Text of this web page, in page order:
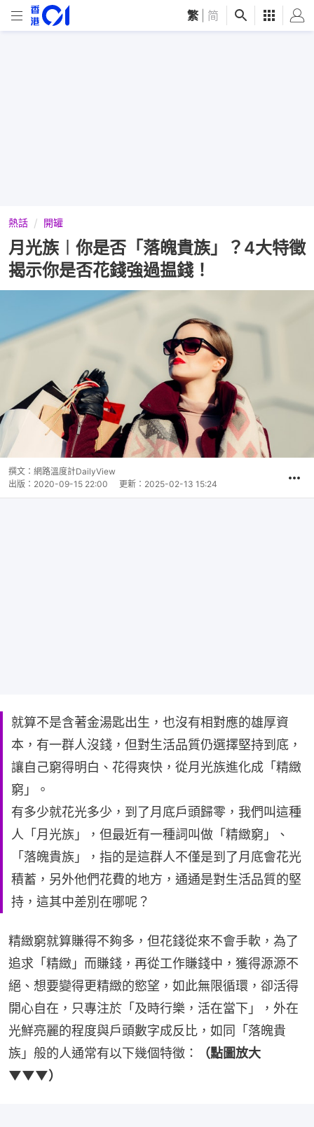
繁 简
熱話 開罐
月光族︱你是否「落魄貴族」？4大特徵
揭示你是否花錢強過揾錢！
撰文： 網路溫度計DailyView
出版： 2020-09-15 22:00 更新： 2025-02-13 15:24
就算不是含著金湯匙出生，也沒有相對應的雄厚資
本，有一群人沒錢，但對生活品質仍選擇堅持到底，
讓自己窮得明白、花得爽快，從月光族進化成「精緻
窮」。
有多少就花光多少，到了月底戶頭歸零，我們叫這種
人「月光族」，但最近有一種詞叫做「精緻窮」、
「落魄貴族」，指的是這群人不僅是到了月底會花光
積蓄，另外他們花費的地方，通通是對生活品質的堅
持，這其中差別在哪呢？
精緻窮就算賺得不夠多，但花錢從來不會手軟，為了
追求「精緻」而賺錢，再從工作賺錢中，獲得源源不
絕、想要變得更精緻的慾望，如此無限循環，卻活得
開心自在，只專注於「及時行樂，活在當下」，外在
光鮮亮麗的程度與戶頭數字成反比，如同「落魄貴
族」般的人通常有以下幾個特徵：
（點圖放大
▼▼▼）